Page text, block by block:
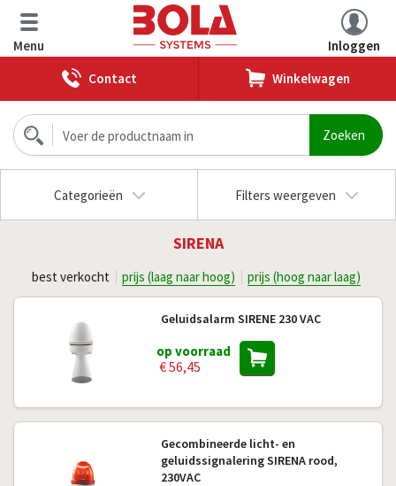
Menu
Inloggen
Contact
Winkelwagen
Categorieën Filters weergeven
SIRENA
best verkocht prijs (laag naar hoog) prijs (hoog naar laag)
Geluidsalarm SIRENE 230 VAC
op voorraad
€ 56,45
Gecombineerde licht- en
geluidssignalering SIRENA rood,
230VAC